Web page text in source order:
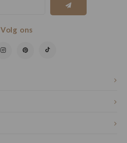
Volg ons